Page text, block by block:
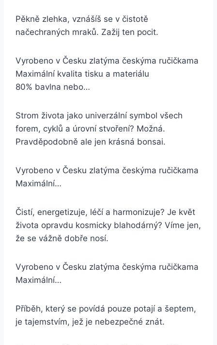
Pěkně zlehka, vznášíš se v čistotě
načechraných mraků. Zažij ten pocit.
Vyrobeno v Česku zlatýma českýma ručičkama
Maximální kvalita tisku a materiálu
80% bavlna nebo…
Strom života jako univerzální symbol všech
forem, cyklů a úrovní stvoření? Možná.
Pravděpodobně ale jen krásná bonsai.
Vyrobeno v Česku zlatýma českýma ručičkama
Maximální…
Čistí, energetizuje, léčí a harmonizuje? Je květ
života opravdu kosmicky blahodárný? Víme jen,
že se vážně dobře nosí.
Vyrobeno v Česku zlatýma českýma ručičkama
Maximální…
Příběh, který se povídá pouze potají a šeptem,
je tajemstvím, jež je nebezpečné znát.